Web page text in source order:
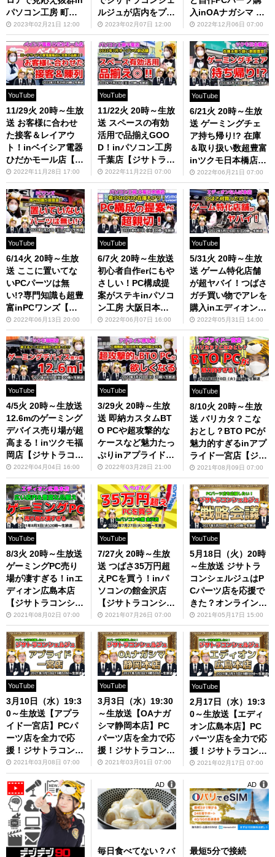
パソコン工房 町田
店【ジサトラコンシ
ェルジュ】
2023年02月21日 12:00
ルジュが店内をプチ
改装？【ジサトラコ
ンシェルジュ】
2023年02月07日 12:00
入inOAナガシマ 浜
松＆静岡＆沼津本店
【ジサトラコンシェ
ルジュ】
2022年12月06日 07:00
YouTube
11/29火 20時～生放
送 お客様に合わせ
た接客＆レイアウ
ト！inベイシア電器
ひだかモール店【ジ
サトラコンシェルジ
ュ】
2022年11月28日 17:00
YouTube
11/22火 20時～生放
送 スペースの有効
活用で品揃えGOO
D！inパソコン工房
千葉店【ジサトラコ
ンシェルジュ】
2022年11月22日 07:00
YouTube
6/21火 20時～生放
送 ゲーミングチェ
ア持ち帰り!? 在庫
＆取り扱い数超豊富
inツクモ日本橋店
【ジサトラコンシェ
ルジュ】
2022年06月21日 07:00
YouTube
6/14火 20時～生放
送 ここに置いてな
いPCパーツは無
い!?専門知識も超豊
富inPCワンズ【ジ
サトラコンシェルジ
ュ】
2022年06月13日 20:00
YouTube
6/7火 20時～生放送
初心者自作erにもや
さしい！PC構成提
案がステキinパソコ
ン工房 大阪日本橋
店【ジサトラコンシ
ェルジュ】
2022年06月07日 16:00
YouTube
5/31火 20時～生放
送 ゲーム特化店舗
が超ヤバイ！つばさ
ガチ買い物でアレを
購入inエディオンな
んば本店【ジサトラ
コンシェルジュ】
2022年05月31日 14:00
YouTube
4/5火 20時～生放送
12.6mのゲーミング
デバイス売り場が超
高まる！inツクモ福
岡店【ジサトラコン
シェルジュ】
2022年04月04日 16:00
YouTube
3/29火 20時～生放
送 即納カスタムBT
O PCや超攻撃的な
ケースなど魅力たっ
ぷりinアプライド博
多店【ジサトラコン
シェルジュ】
2022年03月28日 21:00
YouTube
8/10火 20時～生放
送 バリカタ？こな
おとし？BTO PCが
魅力的すぎるinアプ
ライド一宮店【ジサ
トラコンシェルジ
ュ】
2021年08月09日 07:00
YouTube
8/3火 20時～生放送
ゲーミングPC売り
場が凄すぎる！inエ
ディオン広島本店
【ジサトラコンシェ
ルジュ】
2021年08月02日 07:00
YouTube
7/27火 20時～生放
送 つばさ35万円超
えPCを買う！inパ
ソコンの館金沢店
【ジサトラコンシェ
ルジュ】
2021年07月26日 07:00
YouTube
5月18日（火）20時
～生放送 ジサトラ
コンシェルジュはP
Cパーツ店を応援で
きた？オンライン戦
略会議
2021年05月17日 15:00
YouTube
3月10日（水）19:3
0～生放送【アプラ
イド一宮店】PCパ
ーツ店を全力で応
援！ジサトラコンシ
ェルジュ#3
2021年03月08日 07:00
YouTube
3月3日（水）19:30
～生放送【OAナガ
シマ静岡本店】PC
パーツ店を全力で応
援！ジサトラコンシ
ェルジュ#2
2021年03月01日 07:00
YouTube
2月17日（水）19:3
0～生放送【エディ
オン広島本店】PC
パーツ店を全力で応
援！ジサトラコンシ
ェルジュ#1
2021年02月17日 07:00
毎日食べてない？バ
AD
最短5分で接続
AD